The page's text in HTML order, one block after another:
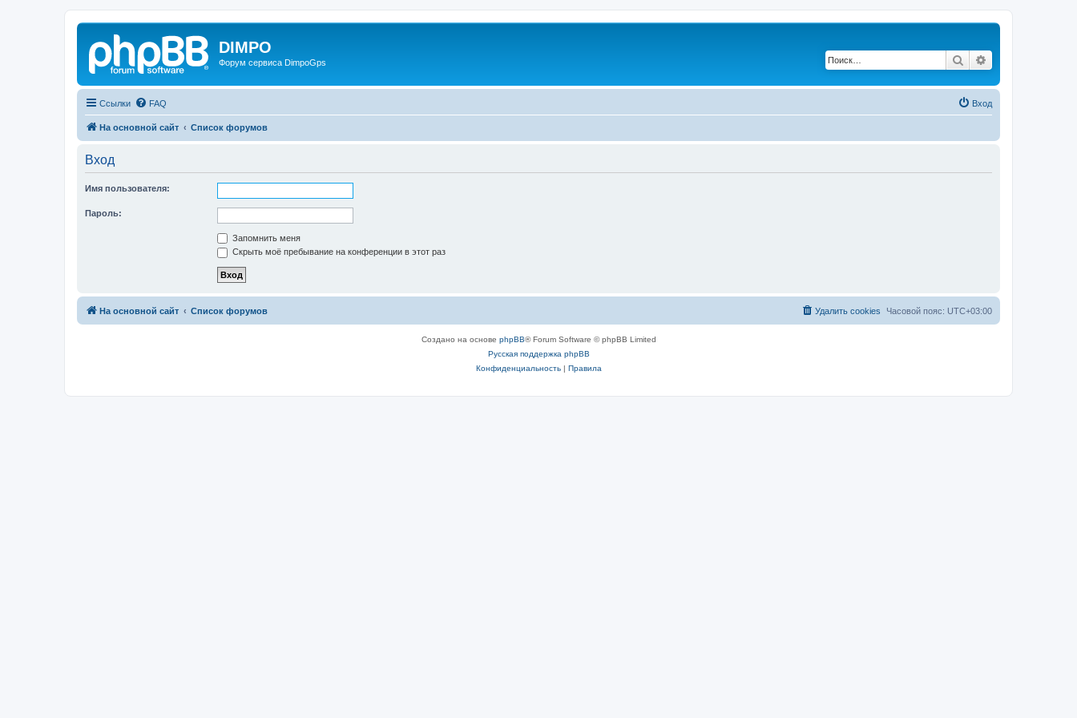
DIMPO
Форум сервиса DimpoGps Поиск
Ссылки FAQ Вход
На основной сайт Список форумов
Вход
Имя пользователя:
Пароль:
Запомнить меня
Скрыть моё пребывание на конференции в этот раз
На основной сайт Список форумов Часовой пояс: UTC+03:00
Удалить cookies
Создано на основе phpBB® Forum Software © phpBB Limited
Русская поддержка phpBB
Конфиденциальность| Правила